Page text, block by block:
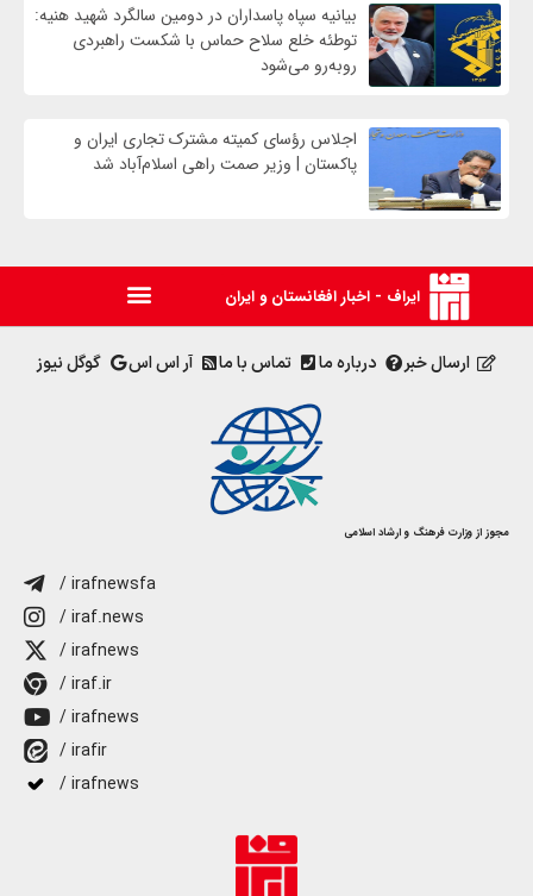
بیانیه سپاه پاسداران در دومین سالگرد شهید هنیه:
توطئه خلع سلاح حماس با شکست راهبردی
روبه‌رو می‌شود
اجلاس رؤسای کمیته مشترک تجاری ایران و
پاکستان | وزیر صمت راهی اسلام‌آباد شد
ایراف - اخبار افغانستان و ایران
ارسال خبر درباره ما تماس با ما آر اس اس گوگل نیوز
مجوز از وزارت فرهنگ و ارشاد اسلامی
/ irafnewsfa
/ iraf.news
/ irafnews
/ iraf.ir
/ irafnews
/ irafir
/ irafnews